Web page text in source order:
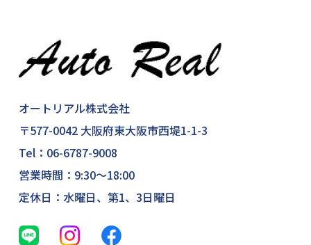
オートリアル株式会社
〒577-0042 大阪府東大阪市西堤1-1-3
Tel： 06-6787-9008
営業時間：9:30～18:00
定休日：水曜日、第1、3日曜日